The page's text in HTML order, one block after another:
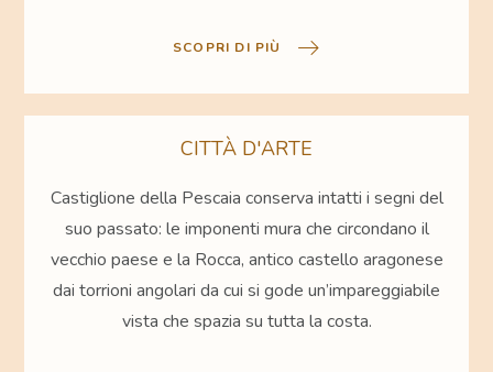
SCOPRI DI PIÙ
CITTÀ D'ARTE
Castiglione della Pescaia conserva intatti i segni del
suo passato: le imponenti mura che circondano il
vecchio paese e la Rocca, antico castello aragonese
dai torrioni angolari da cui si gode un’impareggiabile
vista che spazia su tutta la costa.